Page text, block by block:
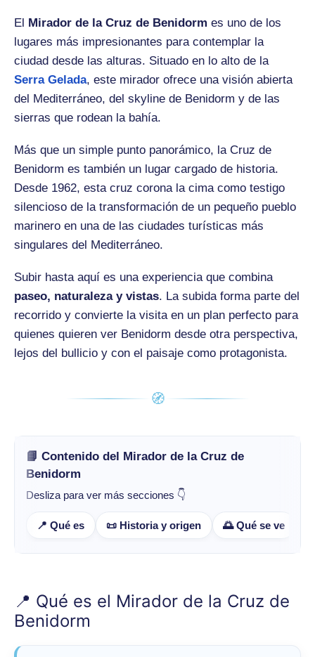
El Mirador de la Cruz de Benidorm es uno de los
lugares más impresionantes para contemplar la
ciudad desde las alturas. Situado en lo alto de la
Serra Gelada, este mirador ofrece una visión abierta
del Mediterráneo, del skyline de Benidorm y de las
sierras que rodean la bahía.
Más que un simple punto panorámico, la Cruz de
Benidorm es también un lugar cargado de historia.
Desde 1962, esta cruz corona la cima como testigo
silencioso de la transformación de un pequeño pueblo
marinero en una de las ciudades turísticas más
singulares del Mediterráneo.
Subir hasta aquí es una experiencia que combina
paseo, naturaleza y vistas. La subida forma parte del
recorrido y convierte la visita en un plan perfecto para
quienes quieren ver Benidorm desde otra perspectiva,
lejos del bullicio y con el paisaje como protagonista.
🧭
📘 Contenido del Mirador de la Cruz de
Benidorm
Desliza para ver más secciones 👇
📍 Qué es 📜 Historia y origen 🌅 Qué se ve
📍 Qué es el Mirador de la Cruz de
Benidorm